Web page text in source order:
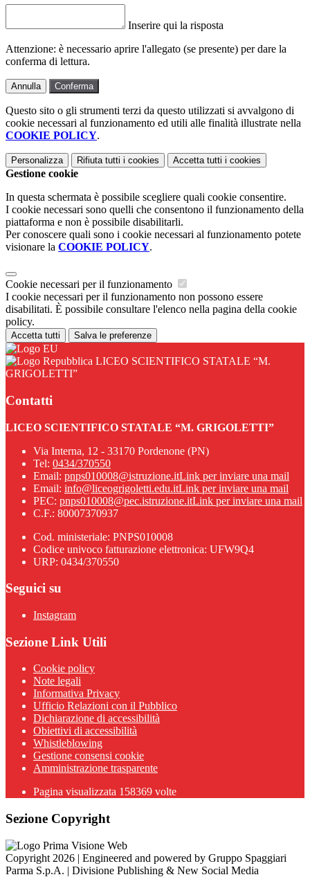
Inserire qui la risposta
Attenzione: è necessario aprire l'allegato (se presente) per dare la
conferma di lettura.
Annulla Conferma
Questo sito o gli strumenti terzi da questo utilizzati si avvalgono di
cookie necessari al funzionamento ed utili alle finalità illustrate nella
COOKIE POLICY.
Personalizza Rifiuta tutti i cookies Accetta tutti i cookies
Gestione cookie
In questa schermata è possibile scegliere quali cookie consentire.
I cookie necessari sono quelli che consentono il funzionamento della
piattaforma e non è possibile disabilitarli.
Per conoscere quali sono i cookie necessari al funzionamento potete
visionare la COOKIE POLICY.
Cookie necessari per il funzionamento
I cookie necessari per il funzionamento non possono essere
disabilitati. È possibile consultare l'elenco nella pagina della cookie
policy.
Accetta tutti Salva le preferenze
LICEO SCIENTIFICO STATALE “M.
GRIGOLETTI”
Contatti
LICEO SCIENTIFICO STATALE “M. GRIGOLETTI”
Via Interna, 12 - 33170 Pordenone (PN)
Tel: 0434/370550
Email: pnps010008@istruzione.itLink per inviare una mail
Email: info@liceogrigoletti.edu.itLink per inviare una mail
PEC: pnps010008@pec.istruzione.itLink per inviare una mail
C.F.: 80007370937
Cod. ministeriale: PNPS010008
Codice univoco fatturazione elettronica: UFW9Q4
URP: 0434/370550
Seguici su
Instagram
Sezione Link Utili
Cookie policy
Note legali
Informativa Privacy
Ufficio Relazioni con il Pubblico
Dichiarazione di accessibilità
Obiettivi di accessibilità
Whistleblowing
Gestione consensi cookie
Amministrazione trasparente
Pagina visualizzata 158369 volte
Sezione Copyright
Copyright 2026 | Engineered and powered by Gruppo Spaggiari
Parma S.p.A. | Divisione Publishing & New Social Media